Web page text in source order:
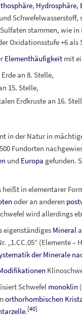
, Hydrosphäre,
stammen, wie
Oxidationsstufe +6
Elementhäufigkeitmit
an 8. Stelle,
15. Stelle,
Erdkruste an 16.
in der Natur in
Fundorten
und Europa gefunden.
heißt in elementarer
oder an anderen
wird allerdings
eigenständiges Mineral
„1.CC.05“ (Elemente
der Minerale
Schwefel monoklin
orthorhombischen
.[40]